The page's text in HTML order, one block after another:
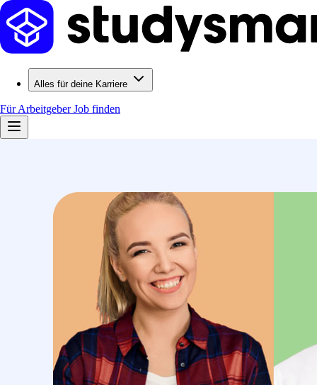
Alles für deine Karriere
Für ArbeitgeberJob finden